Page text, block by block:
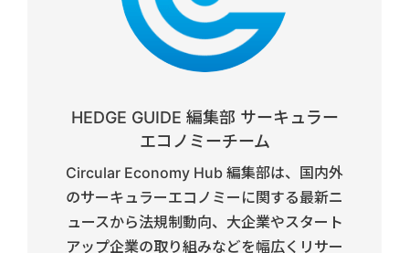
HEDGE GUIDE 編集部 サーキュラー
エコノミーチーム
Circular Economy Hub 編集部は、国内外
のサーキュラーエコノミーに関する最新ニ
ュースから法規制動向、大企業やスタート
アップ企業の取り組みなどを幅広くリサー